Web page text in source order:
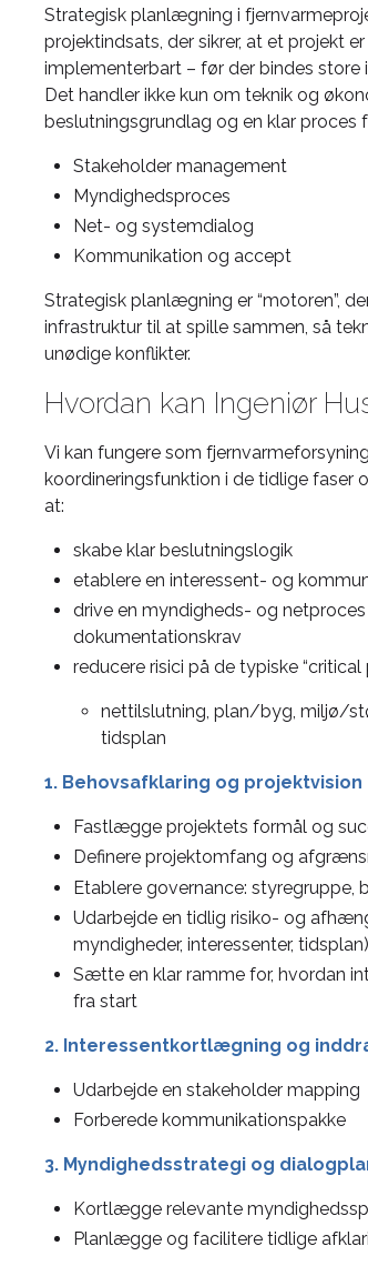
Strategisk planlægning i
projektindsats, der sikrer, at et projekt
implementerbart – før der bindes store
Det handler ikke kun om teknik og
beslutningsgrundlag og en klar proces
Stakeholder management
Myndighedsproces
Net- og systemdialog
Kommunikation og accept
Strategisk planlægning er “motoren”,
infrastruktur til at spille sammen, så
unødige konflikter.
Hvordan kan Ingeniør
Vi kan fungere som
koordineringsfunktion i de tidlige faser
at:
skabe klar beslutningslogik
etablere en interessent- og
drive en myndigheds- og
dokumentationskrav
reducere risici på de typiske “critical
nettilslutning, plan/byg, miljø/
tidsplan
1. Behovsafklaring og projektvision
Fastlægge projektets formål og
Definere projektomfang og
Etablere governance: styregruppe,
Udarbejde en tidlig risiko- og
myndigheder, interessenter, tidsplan)
Sætte en klar ramme for, hvordan
fra start
2. Interessentkortlægning og
Udarbejde en stakeholder mapping
Forberede kommunikationspakke
3. Myndighedsstrategi og
Kortlægge relevante
Planlægge og facilitere tidlige